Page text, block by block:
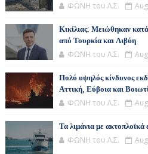
ΦΩΝΗ του Λ.Σ.
Κικίλιας: Μειώθηκαν
από Τουρκία και Λιβύη
ΦΩΝΗ του Λ.Σ.
Πολύ υψηλός κίνδυνος
Αττική, Εύβοια και
ΦΩΝΗ του Λ.Σ.
Τα λιμάνια με ακτοπλοϊκά
ΦΩΝΗ του Λ.Σ.